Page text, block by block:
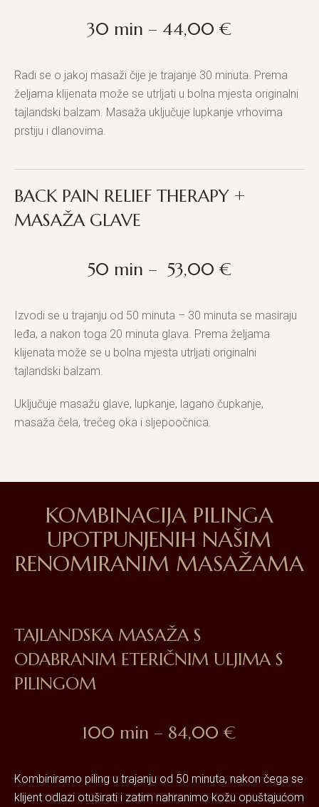
30 min – 44,00 €
Radi se o jakoj masaži čije je trajanje 30 minuta. Prema
željama klijenata može se utrljati u bolna mjesta originalni
tajlandski balzam. Masaža uključuje lupkanje vrhovima
prstiju i dlanovima.
BACK PAIN RELIEF THERAPY +
MASAŽA GLAVE
50 min – 53,00 €
Izvodi se u trajanju od 50 minuta – 30 minuta se masiraju
leđa, a nakon toga 20 minuta glava. Prema željama
klijenata može se u bolna mjesta utrljati originalni
tajlandski balzam.
Uključuje masažu glave, lupkanje, lagano čupkanje,
masaža čela, trećeg oka i sljepoočnica.
KOMBINACIJA PILINGA
UPOTPUNJENIH NAŠIM
RENOMIRANIM MASAŽAMA
TAJLANDSKA MASAŽA S
ODABRANIM ETERIČNIM ULJIMA S
PILINGOM
100 min – 84,00 €
Kombiniramo piling u trajanju od 50 minuta, nakon čega se
klijent odlazi otuširati i zatim nahranimo kožu opuštajućom